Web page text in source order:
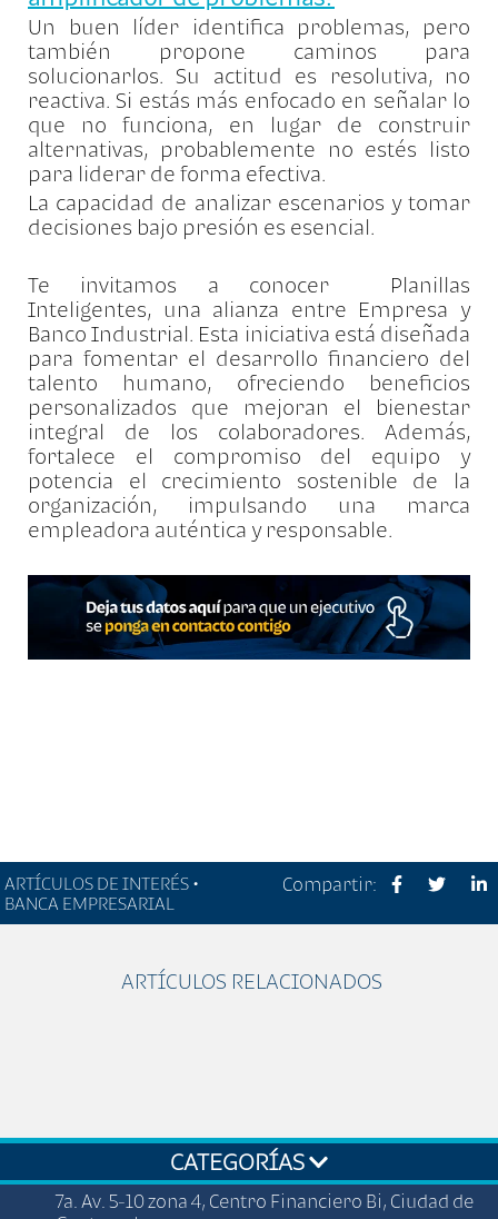
Un buen líder identifica problemas, pero
también propone caminos para
solucionarlos. Su actitud es resolutiva, no
reactiva. Si estás más enfocado en señalar lo
que no funciona, en lugar de construir
alternativas, probablemente no estés listo
para liderar de forma efectiva.
La capacidad de analizar escenarios y tomar
decisiones bajo presión es esencial.
Te invitamos a conocer Planillas
Inteligentes, una alianza entre Empresa y
Banco Industrial. Esta iniciativa está diseñada
para fomentar el desarrollo financiero del
talento humano, ofreciendo beneficios
personalizados que mejoran el bienestar
integral de los colaboradores. Además,
fortalece el compromiso del equipo y
potencia el crecimiento sostenible de la
organización, impulsando una marca
empleadora auténtica y responsable.
ARTÍCULOS DE INTERÉS •
BANCA EMPRESARIAL
Compartir:
ARTÍCULOS RELACIONADOS
CATEGORÍAS
7a. Av. 5-10 zona 4, Centro Financiero Bi, Ciudad de